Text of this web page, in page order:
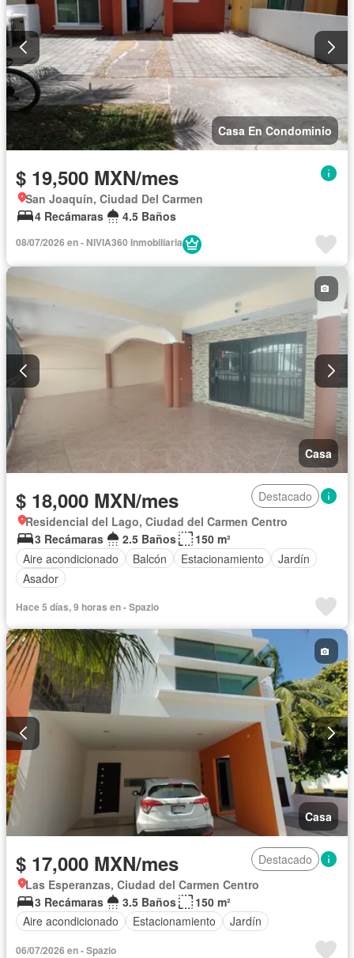
Casa En Condominio
$ 19,500 MXN/mes
San Joaquín, Ciudad Del Carmen
4 Recámaras
4.5 Baños
08/07/2026 en - NIVIA360 Inmobiliaria
Casa
$ 18,000 MXN/mes
Destacado
Residencial del Lago, Ciudad del Carmen Centro
3 Recámaras
2.5 Baños
150 m²
Aire acondicionado
Balcón Estacionamiento
Jardín
Asador
Hace 5 días, 9 horas en - Spazio
Casa
$ 17,000 MXN/mes
Destacado
Las Esperanzas, Ciudad del Carmen Centro
3 Recámaras
3.5 Baños
150 m²
Aire acondicionado
Estacionamiento Jardín
06/07/2026 en - Spazio